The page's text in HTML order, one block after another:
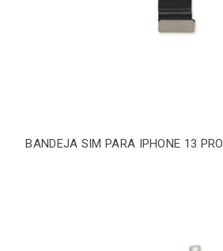
BANDEJA SIM PARA IPHONE 13 PRO